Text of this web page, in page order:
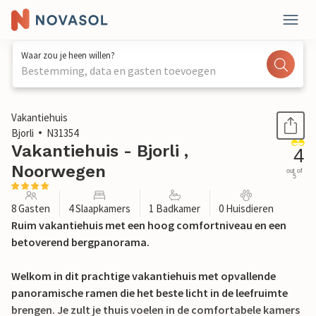
Waar zou je heen willen?
Bestemming, data en gasten toevoegen
1 / 29
Vakantiehuis
Bjorli
N31354
Vakantiehuis - Bjorli ,
Noorwegen
4
out of
5
8 Gasten 4 Slaapkamers 1 Badkamer 0 Huisdieren
Ruim vakantiehuis met een hoog comfortniveau en een
betoverend bergpanorama.
Welkom in dit prachtige vakantiehuis met opvallende
panoramische ramen die het beste licht in de leefruimte
brengen. Je zult je thuis voelen in de comfortabele kamers